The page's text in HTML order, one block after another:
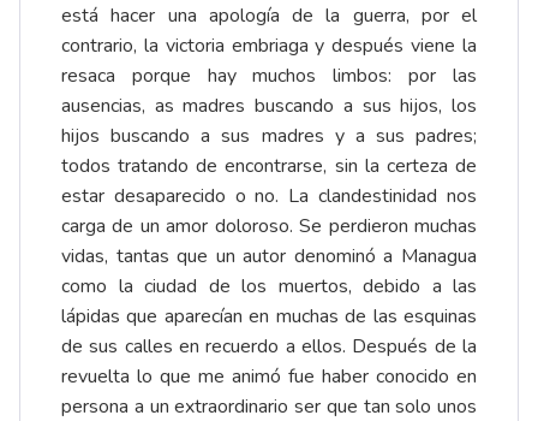
está hacer una apología de la guerra, por el
contrario, la victoria embriaga y después viene la
resaca porque hay muchos limbos: por las
ausencias, as madres buscando a sus hijos, los
hijos buscando a sus madres y a sus padres;
todos tratando de encontrarse, sin la certeza de
estar desaparecido o no. La clandestinidad nos
carga de un amor doloroso. Se perdieron muchas
vidas, tantas que un autor denominó a Managua
como la ciudad de los muertos, debido a las
lápidas que aparecían en muchas de las esquinas
de sus calles en recuerdo a ellos. Después de la
revuelta lo que me animó fue haber conocido en
persona a un extraordinario ser que tan solo unos